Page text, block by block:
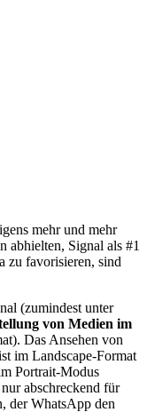
mehr und mehr
abhielten, Signal als #1
zu favorisieren, sind
(zumindest unter
von Medien im
Das Ansehen von
im Landscape-Format
Portrait-Modus
abschreckend für
der WhatsApp den